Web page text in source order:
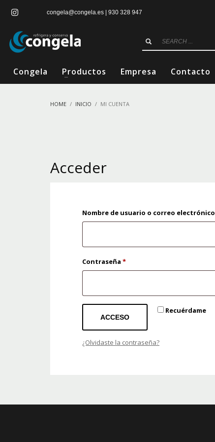
congela@congela.es | 930 328 947
Congela Productos Empresa Contacto
HOME INICIO MI CUENTA
Acceder
Nombre de usuario o correo electrónico
Contraseña *Obligatorio
Recuérdame
ACCESO
¿Olvidaste la contraseña?